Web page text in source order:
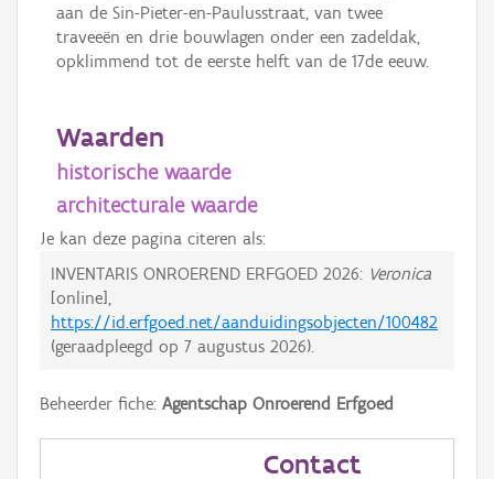
aan de Sin-Pieter-en-Paulusstraat, van twee
traveeën en drie bouwlagen onder een zadeldak,
opklimmend tot de eerste helft van de 17de eeuw.
Waarden
historische waarde
architecturale waarde
Je kan deze pagina citeren als:
INVENTARIS ONROEREND ERFGOED 2026: Veronica
[online],
https://id.erfgoed.net/aanduidingsobjecten/100482
(geraadpleegd op 7 augustus 2026).
Beheerder fiche: Agentschap Onroerend Erfgoed
Contact